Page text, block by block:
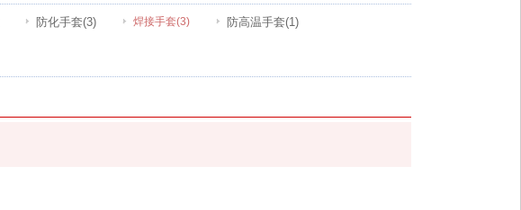
防化手套(3) 焊接手套(3) 防高温手套(1)